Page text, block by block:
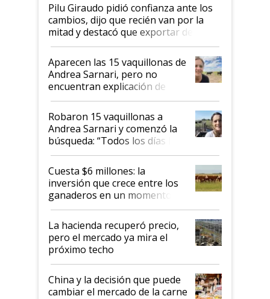
Pilu Giraudo pidió confianza ante los
cambios, dijo que recién van por la
mitad y destacó que exportar dejó de
ser "para unos pocos": "Tenemos un
mandato muy claro del gobierno
nacional"
Aparecen las 15 vaquillonas de
Andrea Sarnari, pero no
encuentran explicación de
cómo llegaron allí
Robaron 15 vaquillonas a
Andrea Sarnari y comenzó la
búsqueda: “Todos los días le
toca a algún productor”
Cuesta $6 millones: la
inversión que crece entre los
ganaderos en un momento
histórico para la actividad
La hacienda recuperó precio,
pero el mercado ya mira el
próximo techo
China y la decisión que puede
cambiar el mercado de la carne